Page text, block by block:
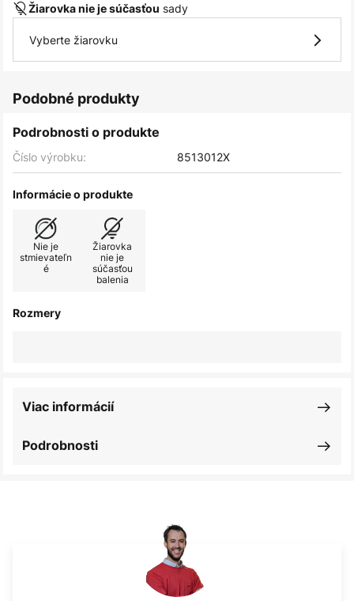
Žiarovka nie je súčasťou sady
Vyberte žiarovku
Podobné produkty
Podrobnosti o produkte
Číslo výrobku: 8513012X
Informácie o produkte
Nie je
stmievateľn
é
Žiarovka
nie je
súčasťou
balenia
Rozmery
Podrobnosti
Viac informácií